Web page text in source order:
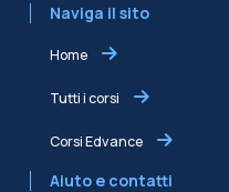
Naviga il sito
Home
Tutti i corsi
Corsi Edvance
Aiuto e contatti